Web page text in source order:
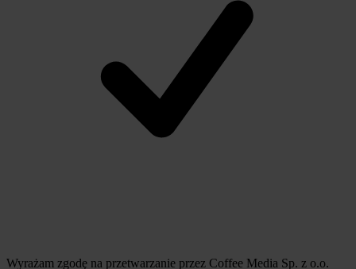
Wyrażam zgodę na przetwarzanie przez Coffee Media Sp. z o.o.